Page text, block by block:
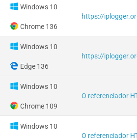
Windows 10
Chrome 136
https://
Windows 10
Edge 136
https://
Windows 10
Chrome 109
O referenciador
Windows 10
O referenciador